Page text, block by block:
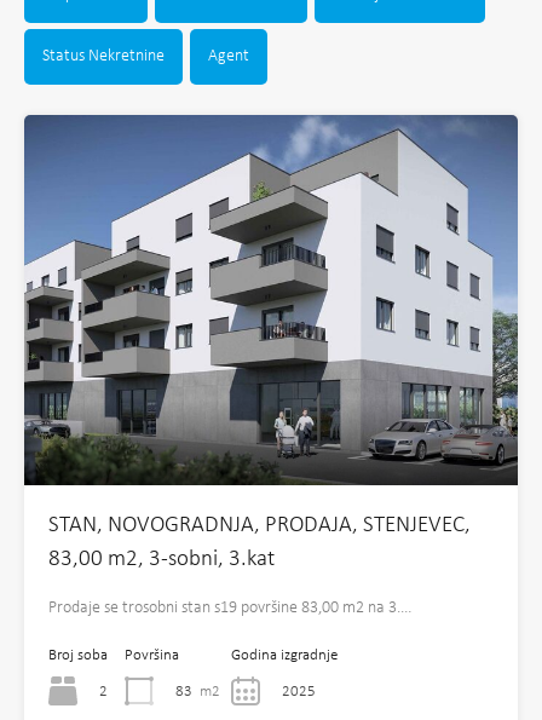
Status Nekretnine Agent
STAN, NOVOGRADNJA, PRODAJA, STENJEVEC,
83,00 m2, 3-sobni, 3.kat
Prodaje se trosobni stan s19 površine 83,00 m2 na 3.…
Broj soba
2
Površina
83 m2
Godina izgradnje
2025